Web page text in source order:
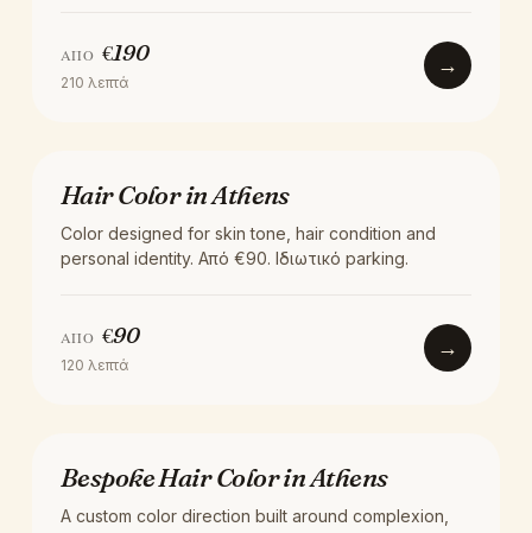
ΑΠΌ €190
210 λεπτά
→
ΧΡΏΜΑ
Hair Color in Athens
Color designed for skin tone, hair condition and
personal identity. Από €90. Ιδιωτικό parking.
ΑΠΌ €90
120 λεπτά
→
ΧΡΏΜΑ
Bespoke Hair Color in Athens
A custom color direction built around complexion,